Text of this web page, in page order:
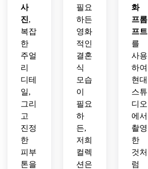
사
진,
복잡
한
주얼
리
디테
일,
그리
고
진정
한
피부
톤을
필요
하든
영화
적인
결혼
식
모습
이
필요
하
든,
저희
컬렉
션은
화
프롬
프트
를
사용
하여
현대
스튜
디오
에서
촬영
한
것처
럼